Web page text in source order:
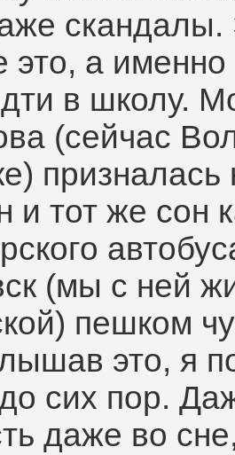
скандалы.
это, а
в школу.
(сейчас
и тот же сон
(мы с ней
пешком
это, я
сих пор.
даже во